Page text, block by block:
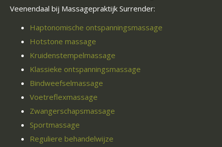
Veenendaal bij Massagepraktijk Surrender:
Haptonomische ontspanningsmassage
Hotstone massage
Kruidenstempelmassage
Klassieke ontspanningsmassage
Bindweefselmassage
Voetreflexmassage
Zwangerschapsmassage
Sportmassage
Reguliere behandelwijze